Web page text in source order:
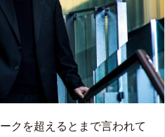
クを超えるとまで言われて